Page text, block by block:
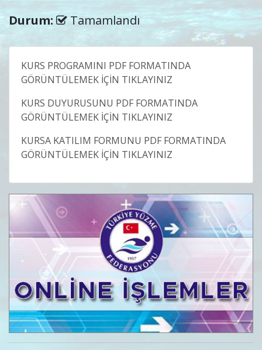
Durum: Tamamlandı
KURS PROGRAMINI PDF FORMATINDA
GÖRÜNTÜLEMEK İÇİN TIKLAYINIZ
KURS DUYURUSUNU PDF FORMATINDA
GÖRÜNTÜLEMEK İÇİN TIKLAYINIZ
KURSA KATILIM FORMUNU PDF FORMATINDA
GÖRÜNTÜLEMEK İÇİN TIKLAYINIZ